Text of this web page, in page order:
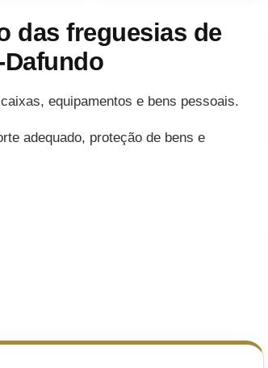
das freguesias de
Dafundo
equipamentos e bens pessoais.
adequado, proteção de bens e